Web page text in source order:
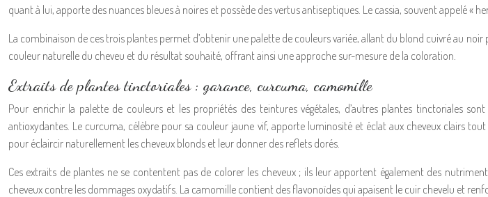
quant à lui, apporte des nuances bleues à noires et possède des vertus antiseptiques. Le cassia, souvent appelé «
La combinaison de ces trois plantes permet d’obtenir une palette de couleurs variée, allant du blond cuivré au
couleur naturelle du cheveu et du résultat souhaité, offrant ainsi une approche sur-mesure de la coloration.
Extraits de plantes tinctoriales : garance, curcuma, camomille
Pour enrichir la palette de couleurs et les propriétés des teintures végétales, d’autres plantes tinctoriales
antioxydantes. Le curcuma, célèbre pour sa couleur jaune vif, apporte luminosité et éclat aux cheveux clairs
pour éclaircir naturellement les cheveux blonds et leur donner des reflets dorés.
Ces extraits de plantes ne se contentent pas de colorer les cheveux ; ils leur apportent également des
cheveux contre les dommages oxydatifs. La camomille contient des flavonoïdes qui apaisent le cuir chevelu et